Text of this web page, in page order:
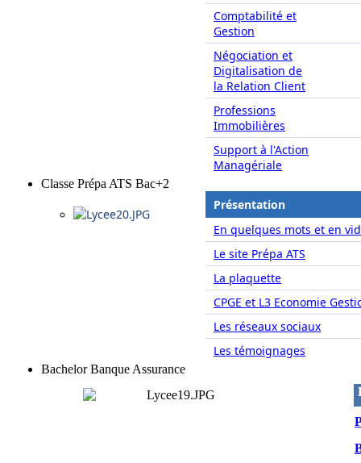
Comptabilité et
Gestion
Négociation et
Digitalisation de
la Relation Client
Professions
Immobilières
Support à l'Action
Managériale
Classe Prépa ATS Bac+2
Présentation
En quelques mots et en
Le site Prépa ATS
La plaquette
CPGE et L3 Economie
Les réseaux sociaux
Les témoignages
Bachelor Banque Assurance